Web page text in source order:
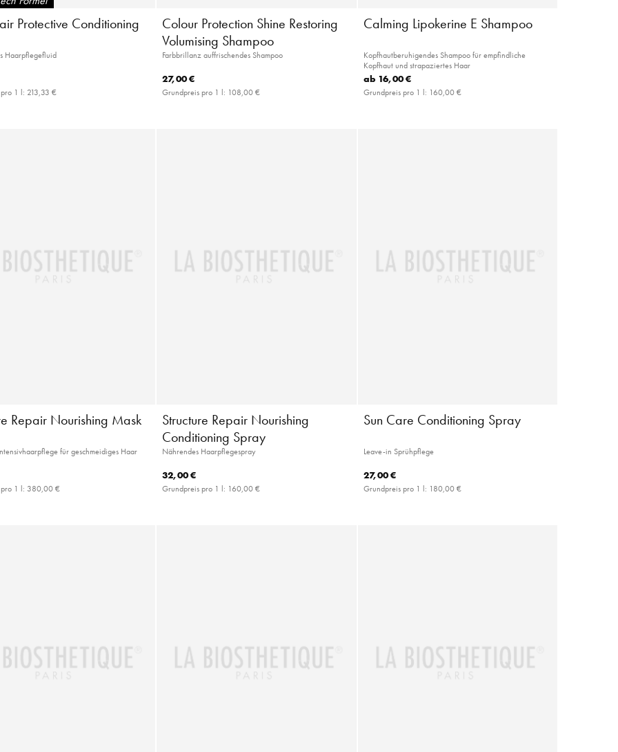
Protective Conditioning
Haarpflegefluid
1 l: 213,33 €
Colour Protection Shine Restoring
Volumising Shampoo
Farbbrillanz auffrischendes Shampoo
27,00 €
Grundpreis pro 1 l: 108,00 €
Calming Lipokerine E Shampoo
Kopfhautberuhigendes Shampoo für empfindliche
Kopfhaut und strapaziertes Haar
ab 16,00 €
Grundpreis pro 1 l: 160,00 €
Repair Nourishing Mask
für geschmeidiges Haar
1 l: 380,00 €
Structure Repair Nourishing
Conditioning Spray
Nährendes Haarpflegespray
32,00 €
Grundpreis pro 1 l: 160,00 €
Sun Care Conditioning Spray
Leave-in Sprühpflege
27,00 €
Grundpreis pro 1 l: 180,00 €